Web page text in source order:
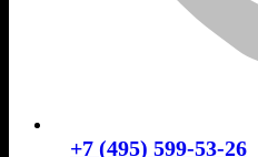
+7 (495) 599-53-26